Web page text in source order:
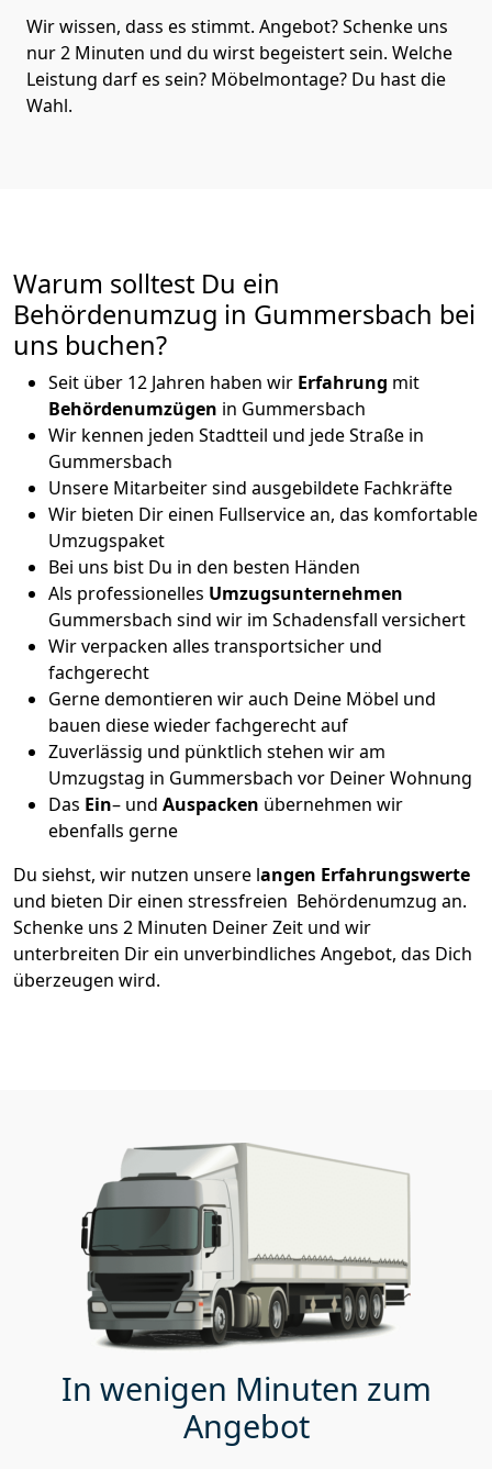
Wir wissen, dass es stimmt. Angebot? Schenke uns
nur 2 Minuten und du wirst begeistert sein. Welche
Leistung darf es sein? Möbelmontage? Du hast die
Wahl.
Warum solltest Du ein
Behördenumzug in Gummersbach bei
uns buchen?
Seit über 12 Jahren haben wir Erfahrung mit
Behördenumzügen in Gummersbach
Wir kennen jeden Stadtteil und jede Straße in
Gummersbach
Unsere Mitarbeiter sind ausgebildete Fachkräfte
Wir bieten Dir einen Fullservice an, das komfortable
Umzugspaket
Bei uns bist Du in den besten Händen
Als professionelles Umzugsunternehmen
Gummersbach sind wir im Schadensfall versichert
Wir verpacken alles transportsicher und
fachgerecht
Gerne demontieren wir auch Deine Möbel und
bauen diese wieder fachgerecht auf
Zuverlässig und pünktlich stehen wir am
Umzugstag in Gummersbach vor Deiner Wohnung
Das Ein– und Auspacken übernehmen wir
ebenfalls gerne
Du siehst, wir nutzen unsere langen Erfahrungswerte
und bieten Dir einen stressfreien Behördenumzug an.
Schenke uns 2 Minuten Deiner Zeit und wir
unterbreiten Dir ein unverbindliches Angebot, das Dich
überzeugen wird.
In wenigen Minuten zum
Angebot